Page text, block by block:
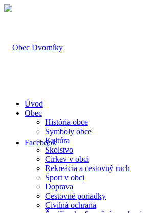
Facebook
Úvod
Obec
História obce
Symboly obce
Kultúra
Školstvo
Cirkev v obci
Rekreácia a cestovný ruch
Šport v obci
Doprava
Cestovné poriadky
Civilná ochrana